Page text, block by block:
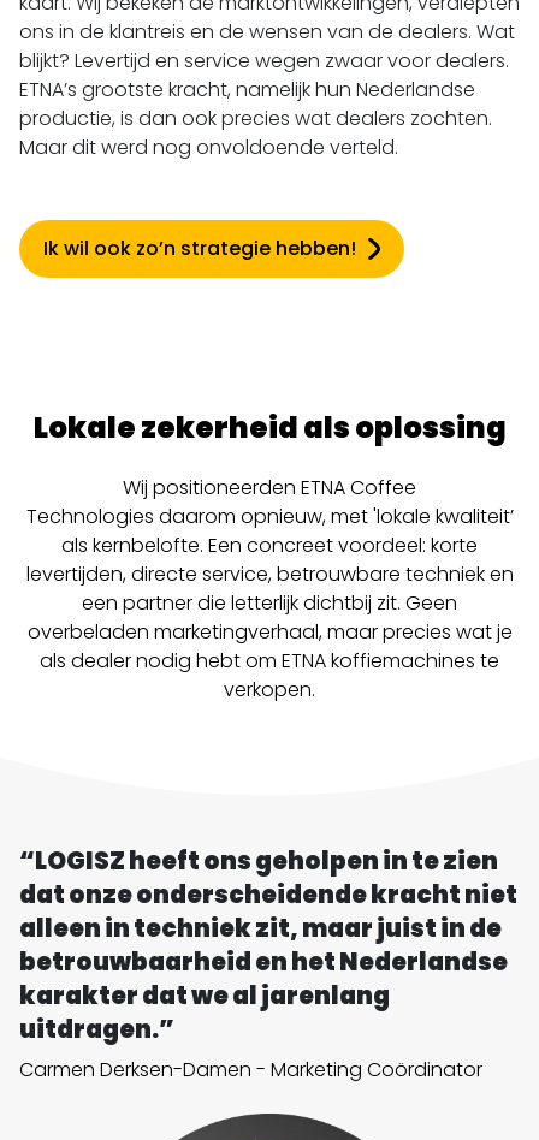
ons in de klantreis en de wensen van de dealers. Wat
blijkt? Levertijd en service wegen zwaar voor dealers.
ETNA’s grootste kracht, namelijk hun Nederlandse
productie, is dan ook precies wat dealers zochten.
Maar dit werd nog onvoldoende verteld.
Ik wil ook zo’n strategie hebben!
Lokale zekerheid als oplossing
Wij positioneerden ETNA Coffee
Technologies daarom opnieuw, met 'lokale kwaliteit’
als kernbelofte. Een concreet voordeel: korte
levertijden, directe service, betrouwbare techniek en
een partner die letterlijk dichtbij zit. Geen
overbeladen marketingverhaal, maar precies wat je
als dealer nodig hebt om ETNA koffiemachines te
verkopen.
“LOGISZ heeft ons geholpen in te zien
dat onze onderscheidende kracht niet
alleen in techniek zit, maar juist in de
betrouwbaarheid en het Nederlandse
karakter dat we al jarenlang
uitdragen.”
Carmen Derksen-Damen - Marketing Coördinator